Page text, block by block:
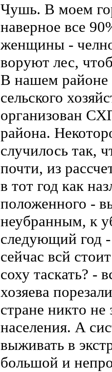
Чушь. В моем
наверное все
женщины -
воруют лес,
В нашем районе
сельского
организован
района.
случилось так,
почти, из
в тот год как
положенного -
неубранным, к
следующий год -
сейчас всй
соху таскать? -
хозяева
стране никто
населения. А
выживать в
большой и